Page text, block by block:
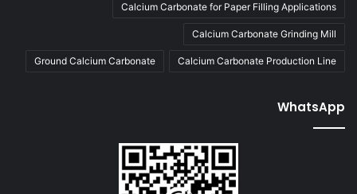
Calcium Carbonate for Paper Filling Applications
Calcium Carbonate Grinding Mill
Calcium Carbonate Production Line
Ground Calcium Carbonate
WhatsApp